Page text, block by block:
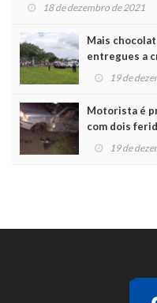
18 de dezembro de 2021
Mais
entregues a
19 de
Motorista é
com dois
19 de